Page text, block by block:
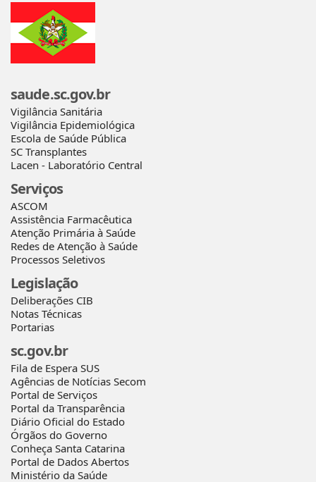
saude.sc.gov.br
Vigilância Sanitária
Vigilância Epidemiológica
Escola de Saúde Pública
SC Transplantes
Lacen - Laboratório Central
Serviços
ASCOM
Assistência Farmacêutica
Atenção Primária à Saúde
Redes de Atenção à Saúde
Processos Seletivos
Legislação
Deliberações CIB
Notas Técnicas
Portarias
sc.gov.br
Fila de Espera SUS
Agências de Notícias Secom
Portal de Serviços
Portal da Transparência
Diário Oficial do Estado
Órgãos do Governo
Conheça Santa Catarina
Portal de Dados Abertos
Ministério da Saúde